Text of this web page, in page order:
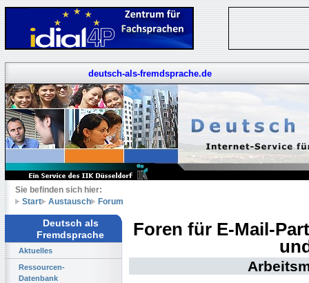
deutsch-als-fremdsprache.de
Sie befinden sich hier:
Start
Austausch Forum
Deutsch als
Fremdsprache
Aktuelles
Ressourcen-
Datenbank
Foren für E-Mail-